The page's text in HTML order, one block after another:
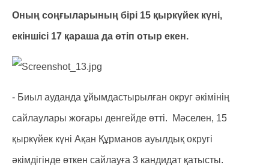
Оның соңғыларының бірі 15 қыркүйек күні,
екіншісі 17 қараша да өтіп отыр екен.
- Биыл ауданда ұйымдастырылған округ әкімінің
сайлаулары жоғары денгейде өтті. Мәселен, 15
қыркүйек күні Ақан Құрманов ауылдық округі
әкімдігінде өткен сайлауға 3 кандидат қатысты.